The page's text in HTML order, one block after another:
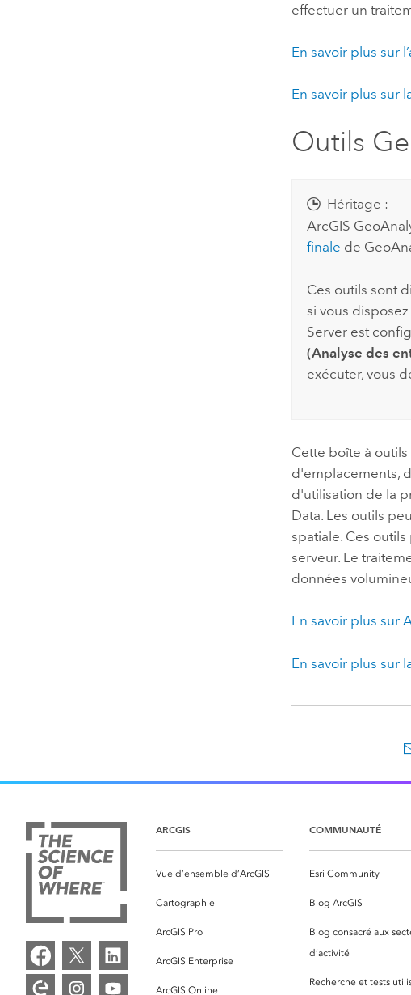
effectuer un
En savoir plus sur
En savoir plus sur
Outils
Héritage :
ArcGIS
finale de
Ces outils sont
si vous
Serverest
(Analyse des
exécuter, vous
Cette boîte à
d'emplacements,
d'utilisation de la
Data. Les outils
spatiale. Ces
serveur. Le
données
En savoir plus sur
En savoir plus sur
ARCGIS
Vue d’ensemble d’ArcGIS
Cartographie
ArcGIS Pro
ArcGIS Enterprise
ArcGIS Online
COMMUNAUTÉ
Esri Community
Blog ArcGIS
Blog consacré aux
d’activité
Recherche et tests